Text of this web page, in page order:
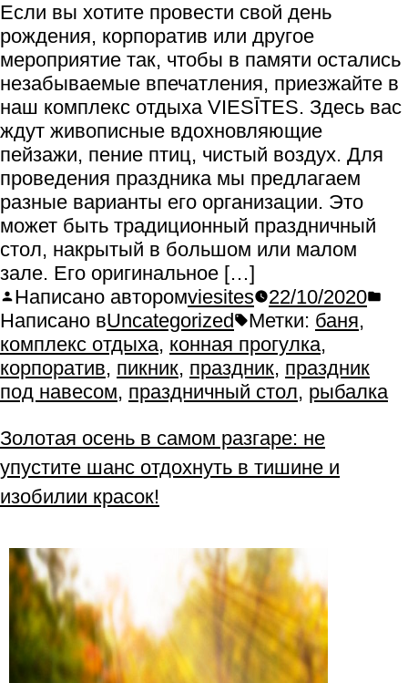
Если вы хотите провести свой день
рождения, корпоратив или другое
мероприятие так, чтобы в памяти остались
незабываемые впечатления, приезжайте в
наш комплекс отдыха VIESĪTES. Здесь вас
ждут живописные вдохновляющие
пейзажи, пение птиц, чистый воздух. Для
проведения праздника мы предлагаем
разные варианты его организации. Это
может быть традиционный праздничный
стол, накрытый в большом или малом
зале. Его оригинальное […]
Написано авторомviesites
22/10/2020
Написано вUncategorized Метки: баня,
комплекс отдыха, конная прогулка,
корпоратив, пикник, праздник, праздник
под навесом, праздничный стол, рыбалка
Золотая осень в самом разгаре: не
упустите шанс отдохнуть в тишине и
изобилии красок!